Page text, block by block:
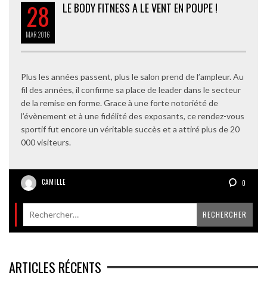
28
MAR2016
LE BODY FITNESS A LE VENT EN POUPE !
Plus les années passent, plus le salon prend de l’ampleur. Au
fil des années, il confirme sa place de leader dans le secteur
de la remise en forme. Grace à une forte notoriété de
l’évènement et à une fidélité des exposants, ce rendez-vous
sportif fut encore un véritable succès et a attiré plus de 20
000 visiteurs.
CAMILLE 0
ARTICLES RÉCENTS